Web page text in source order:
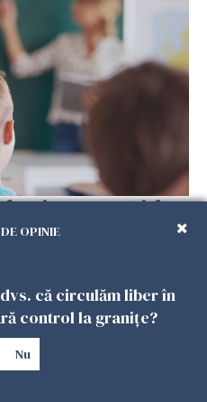
vacanței de
Motivul:
OPINIE
că circulăm liber în
control la granițe?
Nu